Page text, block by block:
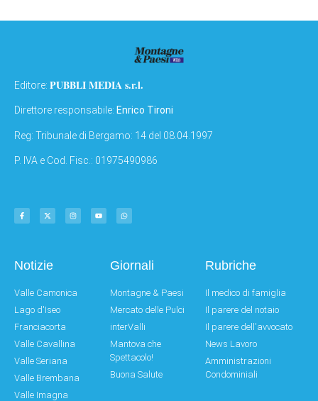
Editore: PUBBLI MEDIA s.r.l.
Direttore responsabile: Enrico Tironi
Reg: Tribunale di Bergamo: 14 del 08.04.1997
P. IVA e Cod. Fisc.: 01975490986
Notizie
Valle Camonica
Lago d'Iseo
Franciacorta
Valle Cavallina
Valle Seriana
Valle Brembana
Valle Imagna
Giornali
Montagne & Paesi
Mercato delle Pulci
interValli
Mantova che
Spettacolo!
Buona Salute
Rubriche
Il medico di famiglia
Il parere del notaio
Il parere dell'avvocato
News Lavoro
Amministrazioni
Condominiali